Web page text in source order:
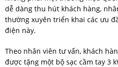
dễ dàng thu hút khách hàng,
thường xuyên triển khai các ưu
điện này.
Theo nhân viên tư vấn, khách
được tặng một bộ sạc cầm tay 3